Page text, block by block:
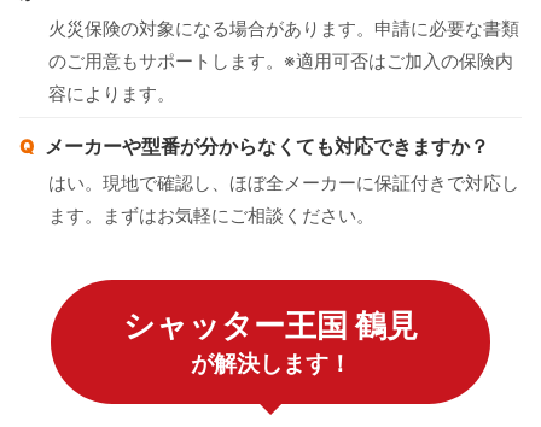
火災保険の対象になる場合があります。申請に必要な書類
のご用意もサポートします。※適用可否はご加入の保険内
容によります。
メーカーや型番が分からなくても対応できますか？
はい。現地で確認し、ほぼ全メーカーに保証付きで対応し
ます。まずはお気軽にご相談ください。
シャッター王国 鶴見
が解決します！